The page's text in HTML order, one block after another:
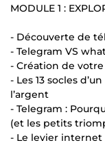
MODULE 1 :
- Découverte de
- Telegram VS
- Création de
- Les 13 socles
l’argent
- Telegram :
(et les petits
- Le levier